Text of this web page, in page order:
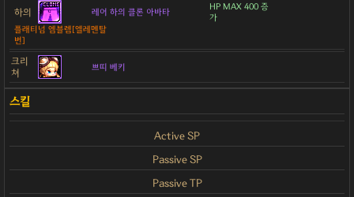
하의 레어 하의 클론 아바타
HP MAX 400 증
가
플래티넘 엠블렘[엘레멘탈
번]
크리
쳐
쁘띠 베키
Active SP
Passive SP
Passive TP